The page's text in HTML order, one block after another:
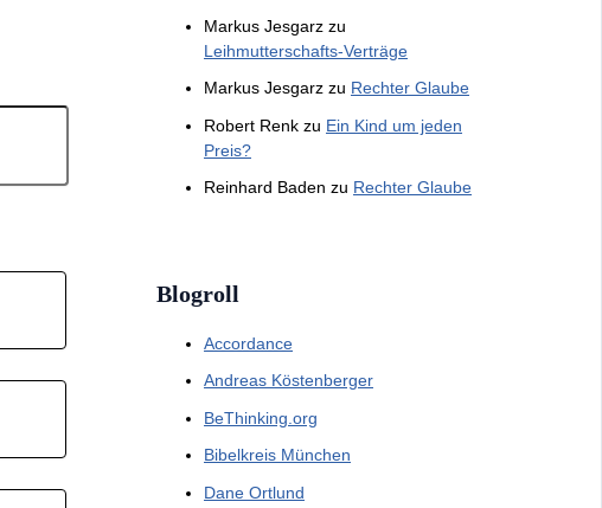
Markus Jesgarz zu
Leihmutterschafts-Verträge
Markus Jesgarz zu Rechter Glaube
Robert Renk zu Ein Kind um jeden
Preis?
Reinhard Baden zu Rechter Glaube
Blogroll
Accordance
Andreas Köstenberger
BeThinking.org
Bibelkreis München
Dane Ortlund